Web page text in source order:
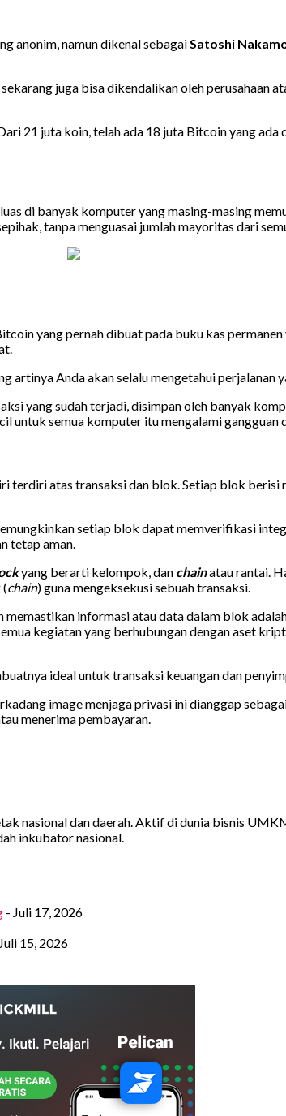
anonim, namun dikenal sebagaiSatoshi
juga bisa dikendalikan oleh perusahaan
21 juta koin, telah ada 18 juta Bitcoin yang
di banyak komputer yang masing-masing
tanpa menguasai jumlah mayoritas dari
yang pernah dibuat pada buku kas
Anda akan selalu mengetahui perjalanan
yang sudah terjadi, disimpan oleh banyak
untuk semua komputer itu mengalami gangguan
terdiri atas transaksi dan blok. Setiap blok berisi
setiap blok dapat memverifikasi
tetap aman.
yang berarti kelompok, dan chainatau rantai.
chain) guna mengeksekusi sebuah transaksi.
informasi atau data dalam blok
kegiatan yang berhubungan dengan aset
ideal untuk transaksi keuangan dan
image menjaga privasi ini dianggap
menerima pembayaran.
nasional dan daerah. Aktif di dunia bisnis
inkubator nasional.
- Juli 17, 2026
15, 2026